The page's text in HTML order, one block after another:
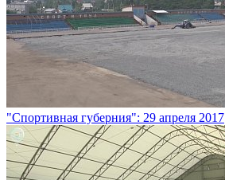
"Спортивная губерния": 29 апреля 2017